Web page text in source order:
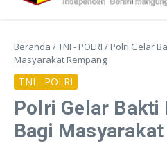
Beranda /TNI - POLRI / Polri Gelar
Masyarakat Rempang
TNI - POLRI
Polri Gelar Bakti
Bagi